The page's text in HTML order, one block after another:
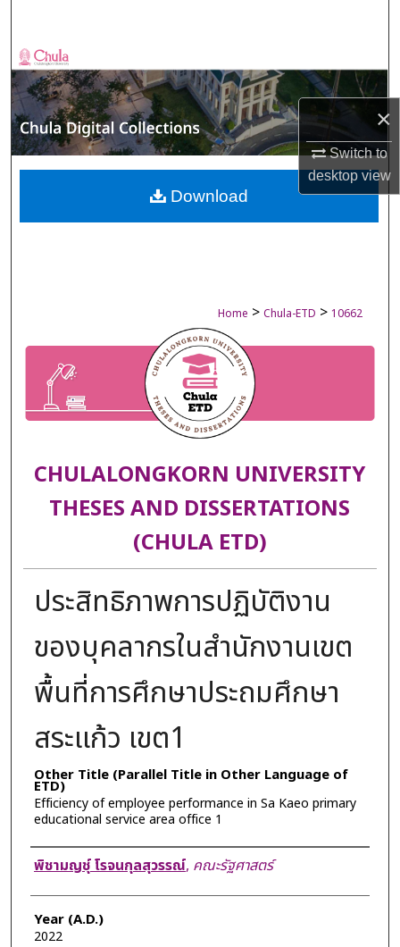
×
Switch to
desktopview
Browse Collections
My Account
About
Digital Commons Network™
Home > Chula-ETD > 10662
CHULALONGKORN UNIVERSITY
THESES AND DISSERTATIONS
(CHULA ETD)
ประสิทธิภาพการปฏิบัติงาน
ของบุคลากรในสำนักงานเขต
พื้นที่การศึกษาประถมศึกษา
สระแก้ว เขต1
Other Title (Parallel Title in Other Language of
ETD)
Efficiency of employee performance in Sa Kaeo primary
educational service area office 1
Author
พิชามญชุ์ โรจนกุลสุวรรณ์, คณะรัฐศาสตร์
Year (A.D.)
2022
Download